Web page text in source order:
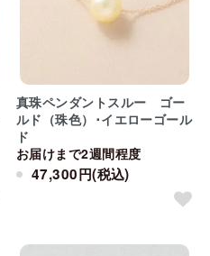
真珠ペンダントスルー ゴー
ルド（珠色）･イエローゴール
ド
お届けまで2週間程度
47,300円(税込)